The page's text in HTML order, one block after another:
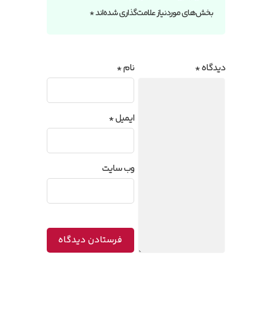
بخش‌های موردنیاز علامت‌گذاری شده‌اند*
دیدگاه* نام*
ایمیل*
وب‌ سایت